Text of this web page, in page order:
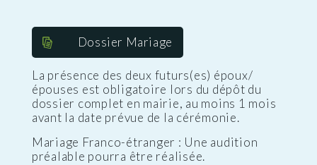
Dossier Mariage
La présence des deux futurs(es) époux/
épouses est obligatoire lors du dépôt du
dossier complet en mairie, au moins 1 mois
avant la date prévue de la cérémonie.
Mariage Franco-étranger : Une audition
préalable pourra être réalisée.